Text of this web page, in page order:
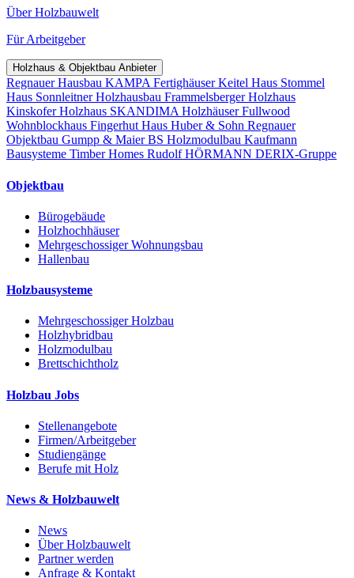
Über Holzbauwelt
Für Arbeitgeber
Holzhaus & Objektbau Anbieter
Regnauer Hausbau KAMPA FertighäuserKeitel Haus Stommel
Haus Sonnleitner Holzhausbau Frammelsberger Holzhaus
Kinskofer Holzhaus SKANDIMA HolzhäuserFullwood
Wohnblockhaus Fingerhut Haus Huber & Sohn Regnauer
Objektbau Gumpp & MaierBS Holzmodulbau Kaufmann
Bausysteme Timber Homes Rudolf HÖRMANN DERIX-Gruppe
Objektbau
Bürogebäude
Holzhochhäuser
Mehrgeschossiger Wohnungsbau
Hallenbau
Holzbausysteme
Mehrgeschossiger Holzbau
Holzhybridbau
Holzmodulbau
Brettschichtholz
Holzbau Jobs
Stellenangebote
Firmen/Arbeitgeber
Studiengänge
Berufe mit Holz
News & Holzbauwelt
News
Über Holzbauwelt
Partner werden
Anfrage & Kontakt